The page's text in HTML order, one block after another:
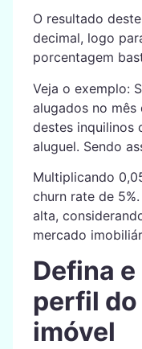
O resultado
decimal, logo
porcentagem
Veja o exemplo:
alugados no mês
destes inquilinos
aluguel. Sendo
Multiplicando
churn rate de
alta,
mercado
Defina
perfil
imóvel